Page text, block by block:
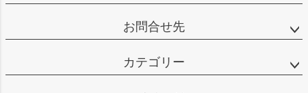
お問合せ先
カテゴリー